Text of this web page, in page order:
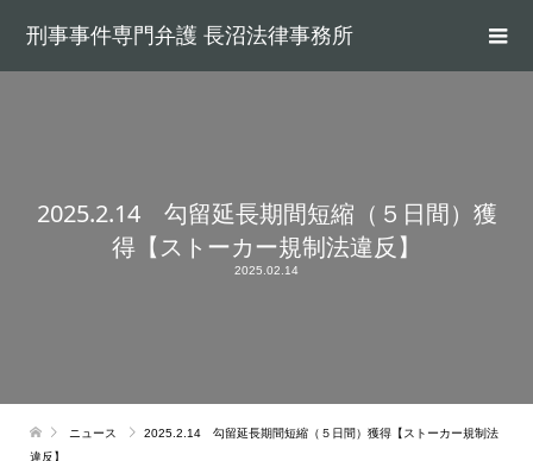
刑事事件専門弁護 長沼法律事務所
2025.2.14 勾留延長期間短縮（５日間）獲
得【ストーカー規制法違反】
2025.02.14
ニュース
2025.2.14 勾留延長期間短縮（５日間）獲得【ストーカー規制法
違反】